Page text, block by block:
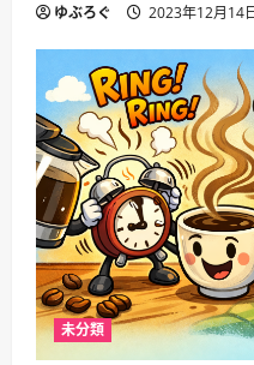
ゆぶろぐ 2023年12月14
未分類